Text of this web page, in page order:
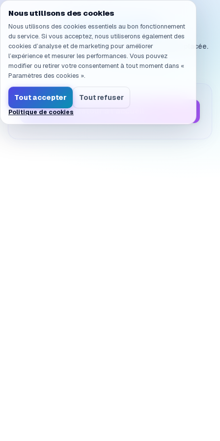
Navigation vers /fr/products/ai-sandbox/faq/licensing.q
Page introuvable
La page que vous cherchez n’existe pas ou a été déplacée.
Retour à l’accueil
Nous utilisons des cookies
Nous utilisons des cookies essentiels au bon fonctionnement
du service. Si vous acceptez, nous utiliserons également des
cookies d’analyse et de marketing pour améliorer
l’expérience et mesurer les performances. Vous pouvez
modifier ou retirer votre consentement à tout moment dans «
Paramètres des cookies ».
Tout accepter Tout refuser
Politique de cookies